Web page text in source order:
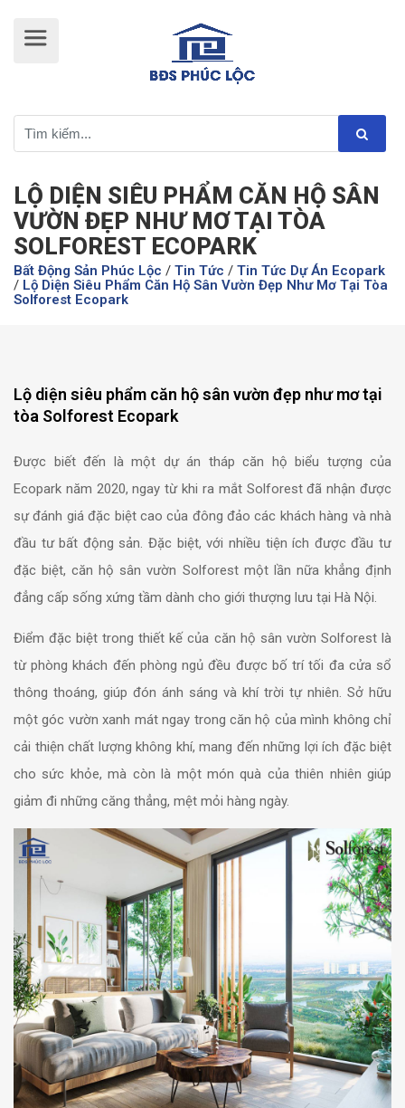
LỘ DIỆN SIÊU PHẨM CĂN HỘ SÂN
VƯỜN ĐẸP NHƯ MƠ TẠI TÒA
SOLFOREST ECOPARK
Bất Động Sản Phúc Lộc / Tin Tức / Tin Tức Dự Án Ecopark
/ Lộ Diện Siêu Phẩm Căn Hộ Sân Vườn Đẹp Như Mơ Tại Tòa
Solforest Ecopark
Lộ diện siêu phẩm căn hộ sân vườn đẹp như mơ tại
tòa Solforest Ecopark
Được biết đến là một dự án tháp căn hộ biểu tượng của
Ecopark năm 2020, ngay từ khi ra mắt Solforest đã nhận được
sự đánh giá đặc biệt cao của đông đảo các khách hàng và nhà
đầu tư bất động sản. Đặc biệt, với nhiều tiện ích được đầu tư
đặc biệt, căn hộ sân vườn Solforest một lần nữa khẳng định
đẳng cấp sống xứng tầm dành cho giới thượng lưu tại Hà Nội.
Điểm đặc biệt trong thiết kế của căn hộ sân vườn Solforest là
từ phòng khách đến phòng ngủ đều được bố trí tối đa cửa sổ
thông thoáng, giúp đón ánh sáng và khí trời tự nhiên. Sở hữu
một góc vườn xanh mát ngay trong căn hộ của mình không chỉ
cải thiện chất lượng không khí, mang đến những lợi ích đặc biệt
cho sức khỏe, mà còn là một món quà của thiên nhiên giúp
giảm đi những căng thẳng, mệt mỏi hàng ngày.